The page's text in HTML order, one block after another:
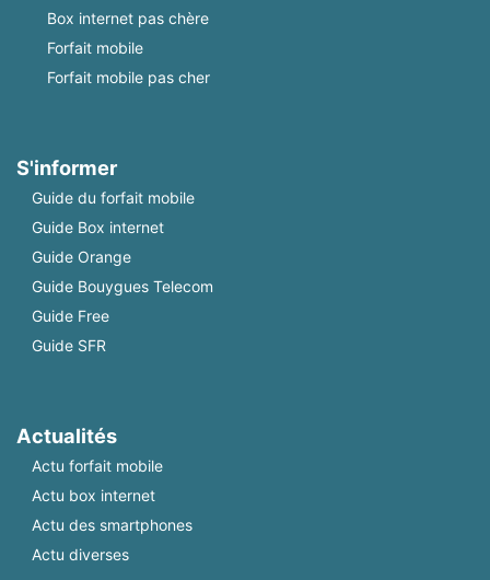
Box internet pas chère
Forfait mobile
Forfait mobile pas cher
S'informer
Guide du forfait mobile
Guide Box internet
Guide Orange
Guide Bouygues Telecom
Guide Free
Guide SFR
Actualités
Actu forfait mobile
Actu box internet
Actu des smartphones
Actu diverses